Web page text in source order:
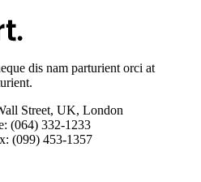
dis nam parturient orci at
Street, UK, London
(064) 332-1233
(099) 453-1357